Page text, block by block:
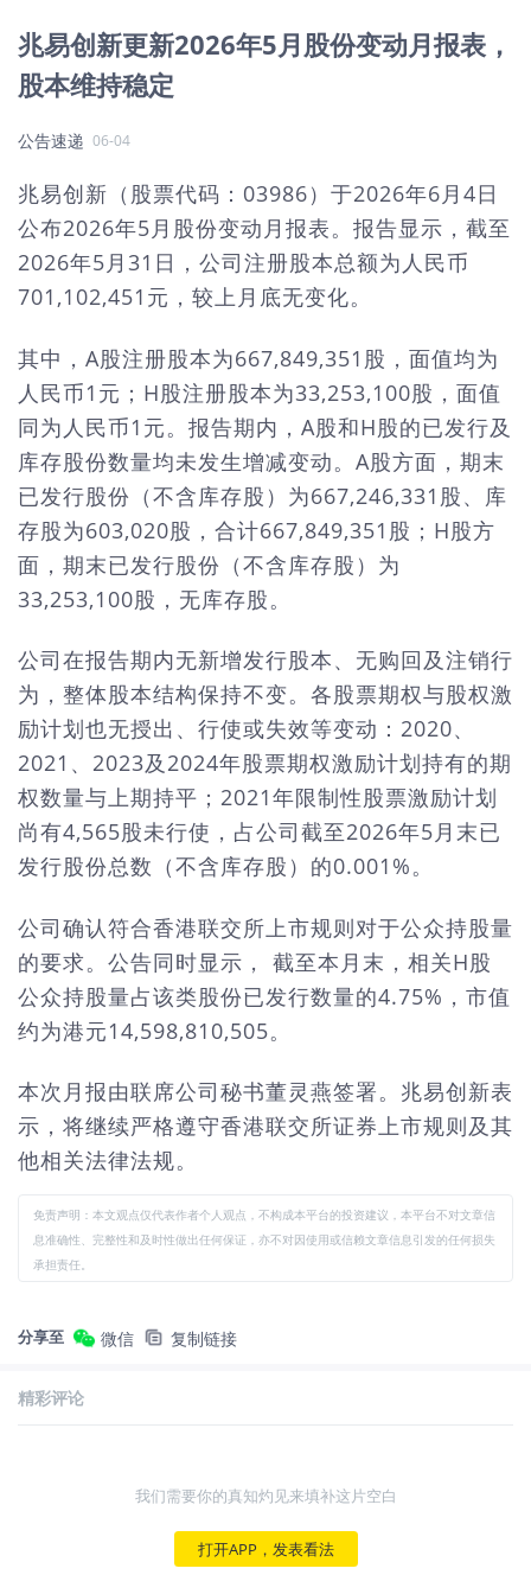
兆易创新更新2026年5月股份变动月报表，
股本维持稳定
公告速递 06-04
兆易创新（股票代码：03986）于2026年6月4日
公布2026年5月股份变动月报表。报告显示，截至
2026年5月31日，公司注册股本总额为人民币
701,102,451元，较上月底无变化。
其中，A股注册股本为667,849,351股，面值均为
人民币1元；H股注册股本为33,253,100股，面值
同为人民币1元。报告期内，A股和H股的已发行及
库存股份数量均未发生增减变动。A股方面，期末
已发行股份（不含库存股）为667,246,331股、库
存股为603,020股，合计667,849,351股；H股方
面，期末已发行股份（不含库存股）为
33,253,100股，无库存股。
公司在报告期内无新增发行股本、无购回及注销行
为，整体股本结构保持不变。各股票期权与股权激
励计划也无授出、行使或失效等变动：2020、
2021、2023及2024年股票期权激励计划持有的期
权数量与上期持平；2021年限制性股票激励计划
尚有4,565股未行使，占公司截至2026年5月末已
发行股份总数（不含库存股）的0.001%。
公司确认符合香港联交所上市规则对于公众持股量
的要求。公告同时显示， 截至本月末，相关H股
公众持股量占该类股份已发行数量的4.75%，市值
约为港元14,598,810,505。
本次月报由联席公司秘书董灵燕签署。兆易创新表
示，将继续严格遵守香港联交所证券上市规则及其
他相关法律法规。
免责声明：本文观点仅代表作者个人观点，不构成本平台的投资建议，本平台不对文章信
息准确性、完整性和及时性做出任何保证，亦不对因使用或信赖文章信息引发的任何损失
承担责任。
分享至 微信 复制链接
精彩评论
我们需要你的真知灼见来填补这片空白
打开APP，发表看法